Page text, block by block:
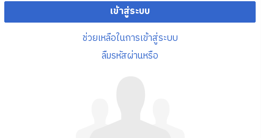
เข้าสู่ระบบ
ช่วยเหลือในการเข้าสู่ระบบ
ลืมรหัสผ่านหรือ